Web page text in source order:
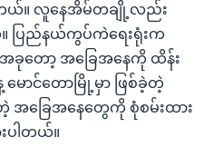
တယ်။ လူနေအိမ်တချို့လည်း
။ ပြည်နယ်ကွပ်ကဲရေးရုံးက
အခုတော့ အခြေအနေကို ထိန်း
ောင်တောမြို့မှာ ဖြစ်ခဲ့တဲ့
အခြေအနေတွေကို စုံစမ်းထား
ပါတယ်။